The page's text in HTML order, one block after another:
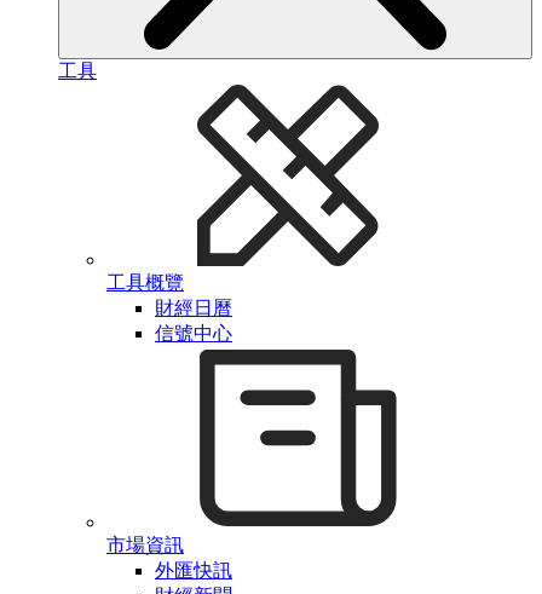
工具
工具概覽
財經日曆
信號中心
市場資訊
外匯快訊